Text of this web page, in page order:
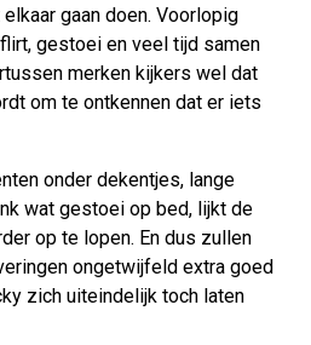
gaan doen. Voorlopig
gestoei en veel tijd samen
merken kijkers wel dat
om te ontkennen dat er iets
onder dekentjes, lange
wat gestoei op bed, lijkt de
op te lopen. En dus zullen
ongetwijfeld extra goed
zich uiteindelijk toch laten